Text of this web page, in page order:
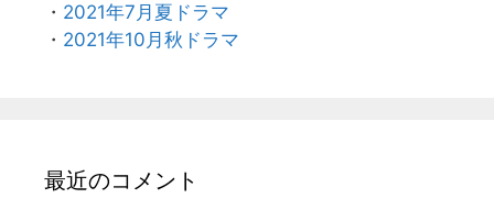
・ 2021年7月夏ドラマ
・ 2021年10月秋ドラマ
最近のコメント